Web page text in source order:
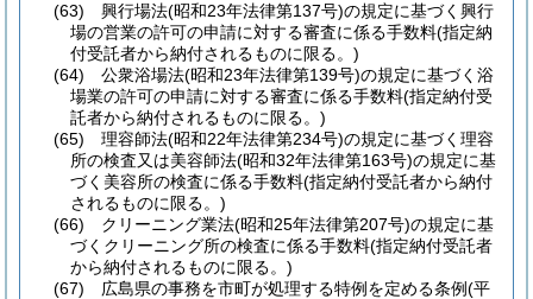
(63)
興行場法(昭和23年法律第137号)の規定に基づく興行
場の営業の許可の申請に対する審査に係る手数料(指定納
付受託者から納付されるものに限る。)
(64)
公衆浴場法(昭和23年法律第139号)の規定に基づく浴
場業の許可の申請に対する審査に係る手数料(指定納付受
託者から納付されるものに限る。)
(65)
理容師法(昭和22年法律第234号)の規定に基づく理容
所の検査又は美容師法(昭和32年法律第163号)の規定に基
づく美容所の検査に係る手数料(指定納付受託者から納付
されるものに限る。)
(66)
クリーニング業法(昭和25年法律第207号)の規定に基
づくクリーニング所の検査に係る手数料(指定納付受託者
から納付されるものに限る。)
(67)
広島県の事務を市町が処理する特例を定める条例(平